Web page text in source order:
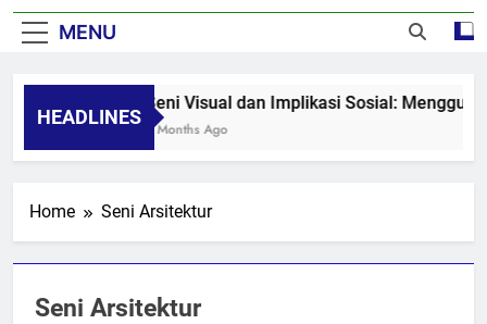
MENU
HEADLINES
Seni Visual dan Implikasi Sosial:
8 Months Ago
Home Seni Arsitektur
Seni Arsitektur